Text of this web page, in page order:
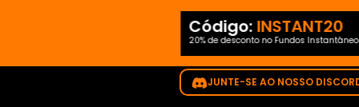
Código: INSTANT20
20% de desconto no Fundos
JUNTE-SE AO NOSSO